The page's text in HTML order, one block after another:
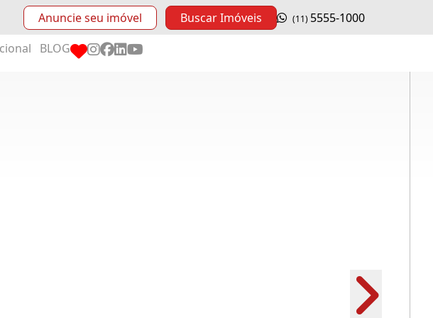
Anuncie seu imóvel Buscar Imóveis (11) 5555-1000
BLOG